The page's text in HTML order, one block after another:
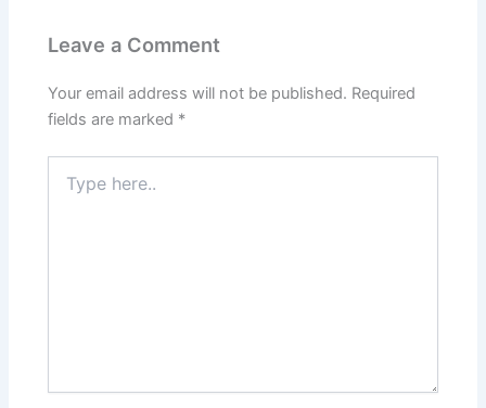
Leave a Comment
Your email address will not be published. Required
fields are marked *
here..